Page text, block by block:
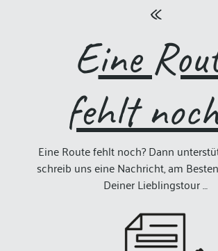
«
Eine
fehlt
Eine Route fehlt noch? Dann
schreib uns eine Nachricht, am
Deiner Lieblingstour …